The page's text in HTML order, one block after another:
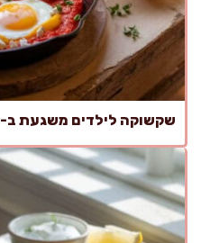
שקשוקה לילדים משגעת ב-20 דקות, בלי חריף בכלל